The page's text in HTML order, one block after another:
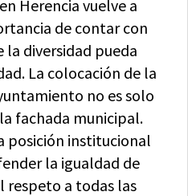
Herencia vuelve a
de contar con
la diversidad pueda
La colocación de la
no es solo
fachada municipal.
posición institucional
la igualdad de
respeto a todas las